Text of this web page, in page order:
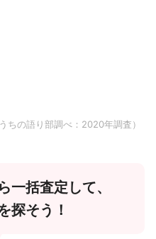
うちの語り部調べ：2020年調査）
一括査定して、
探そう！